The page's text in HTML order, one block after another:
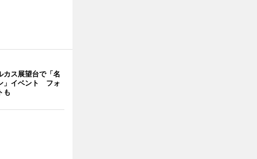
カス展望台で「名
」イベント フォ
も